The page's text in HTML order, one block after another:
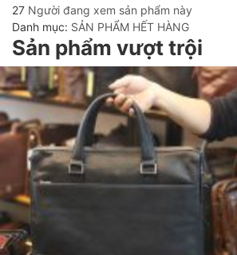
27 Người đang xem sản phẩm này
Danh mục: SẢN PHẨM HẾT HÀNG
Sản phẩm vượt trội